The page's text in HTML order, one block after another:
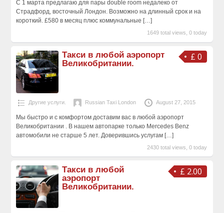
С 1 марта предлагаю для пары double room недалеко от
Страдфорд, восточный Лондон. Возможно на длинный срок и на
короткий. £580 в месяц плюс коммунальные […]
1649 total views, 0 today
£ 0
Такси в любой аэропорт
Великобритании.
Другие услуги. Russian Taxi London August 27, 2015
Мы быстро и с комфортом доставим вас в любой аэропорт
Великобритании . В нашем автопарке только Mercedes Benz
автомобили не старше 5 лет. Доверившись услугам […]
2430 total views, 0 today
£ 2.00
Такси в любой
аэропорт
Великобритании.